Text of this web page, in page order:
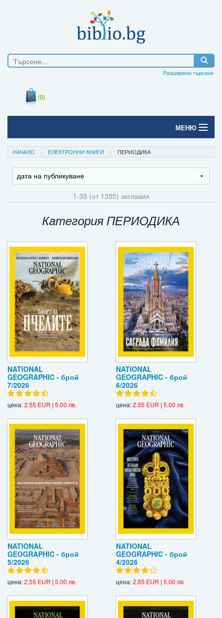
Разширено търсене
(0)
МЕНЮ
Начало
Печатни книги
Е-списания
Подаръци
Ваучери
Промоции
Контакти
Вход
Регистрация
НАЧАЛО ЕЛЕКТРОННИ КНИГИ ПЕРИОДИКА
1-35 (от 1355) заглавия
Категория ПЕРИОДИКА
NATIONAL
GEOGRAPHIC - брой
7/2026
цена:2.55 EUR | 5.00 лв.
NATIONAL
GEOGRAPHIC - брой
6/2026
цена:2.55 EUR | 5.00 лв.
NATIONAL
GEOGRAPHIC - брой
5/2026
цена:2.55 EUR | 5.00 лв.
NATIONAL
GEOGRAPHIC - брой
4/2026
цена:2.55 EUR | 5.00 лв.